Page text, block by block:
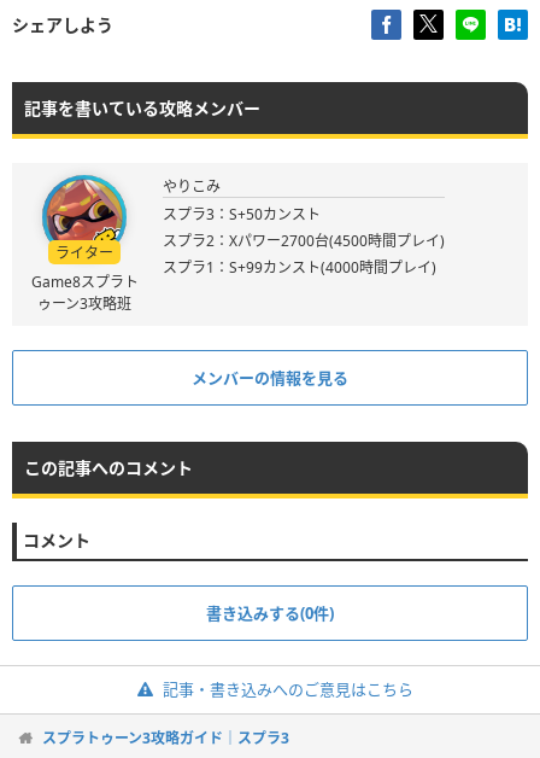
シェアしよう
記事を書いている攻略メンバー
ライター
Game8スプラト
ゥーン3攻略班
やりこみ
スプラ3：S+50カンスト
スプラ2：Xパワー2700台(4500時間プレイ)
スプラ1：S+99カンスト(4000時間プレイ)
メンバーの情報を見る
この記事へのコメント
コメント
書き込みする(0件)
記事・書き込みへのご意見はこちら
スプラトゥーン3攻略ガイド｜スプラ3